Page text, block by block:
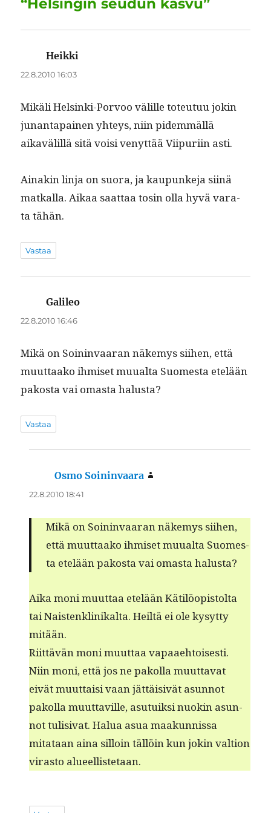
k
“Helsingin seudun kasvu”
Heikki
22.8.2010 16:03
Mikäli Helsin­ki-Por­voo välille toteu­tuu jokin
junan­ta­painen yhteys, niin pidem­mäl­lä
aikavälil­lä sitä voisi venyt­tää Viipuri­in asti.
Ainakin lin­ja on suo­ra, ja kaupunke­ja siinä
matkalla. Aikaa saat­taa tosin olla hyvä vara­
ta tähän.
Vastaa
Galileo
22.8.2010 16:46
Mikä on Soin­in­vaaran näke­mys siihen, että
muut­taako ihmiset muual­ta Suomes­ta etelään
pakos­ta vai omas­ta halusta?
Vastaa
Osmo Soininvaara
22.8.2010 18:41
Mikä on Soin­in­vaaran näke­mys siihen,
että muut­taako ihmiset muual­ta Suomes­
ta etelään pakos­ta vai omas­ta halusta?
Aika moni muut­taa etelään Kätilöopis­tol­ta
tai Nais­ten­klinikalta. Heiltä ei ole kysyt­ty
mitään.
Riit­tävän moni muut­taa vapaae­htois­es­ti.
Niin moni, että jos ne pakol­la muut­ta­vat
eivät muut­taisi vaan jät­täi­sivät asun­not
pakol­la muut­taville, asu­tuik­si nuokin asun­
not tuli­si­vat. Halua asua maakun­nis­sa
mitataan aina sil­loin täl­löin kun jokin val­tion
viras­to alueellistetaan.